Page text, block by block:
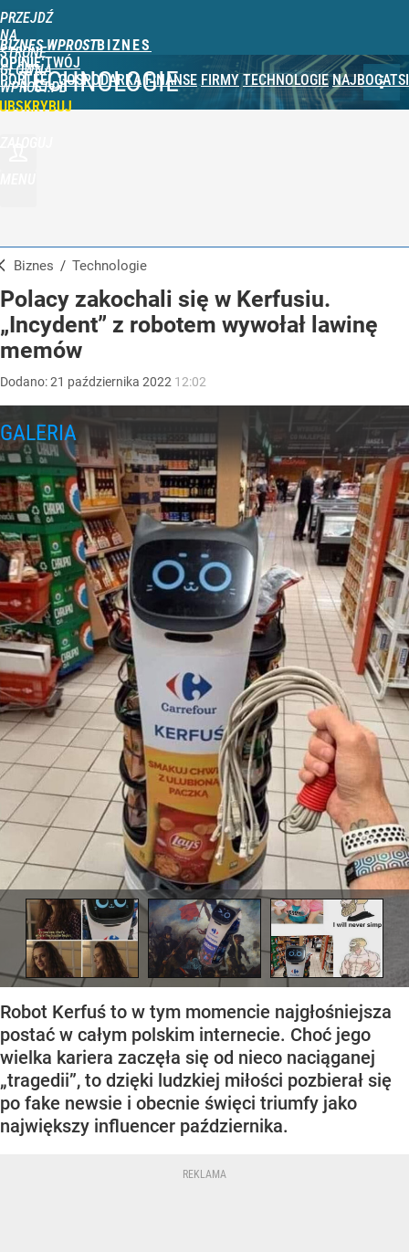
PRZEJDŹ
NA
STRONĘ
GŁÓWNĄ
WPROST.PL
BIZNES WPROST
OPINIE TWÓJ
PORTFEL GOSPODARKA FINANSE FIRMY TECHNOLOGIE NAJBOGATSI
TECHNOLOGIE
Biznes / Technologie
Polacy zakochali się w Kerfusiu.
„Incydent” z robotem wywołał lawinę
memów
Dodano:21 października 2022 12:02
Robot Kerfuś to w tym momencie najgłośniejsza
postać w całym polskim internecie. Choć jego
wielka kariera zaczęła się od nieco naciąganej
„tragedii”, to dzięki ludzkiej miłości pozbierał się
po fake newsie i obecnie święci triumfy jako
największy influencer października.